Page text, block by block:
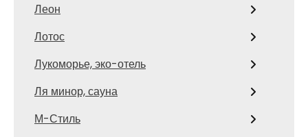
Леон
Лотос
Лукоморье, эко-отель
Ля минор, сауна
М-Стиль